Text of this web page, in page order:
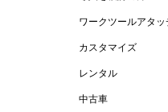
ワークツールアタッ
カスタマイズ
レンタル
中古車